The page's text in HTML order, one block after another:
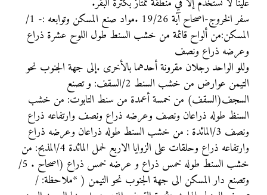
سفر الخروج-اصحاح آية 19/26 .مواد صنع المسكن وتوابعه :- 1/
المسكن:من ألواح قائمة من خشب السنط طول اللوح عشرة ذراع
وعرضه ذراع ونصف
وللو الواحد رجلان مقرونة أحدهما بالأخرى .إلى جهة الجنوب نحو
التيمن عوارض من خشب السنط 2/السقف: و تصنع
السجف(السقف) من خمسة أعمدة من سنط التابوت: من خشب
السنظ طوله ذراعان ونصف وعرضه ذراع ونصف وارتفاعه ذراع
ونصف 3/المائدة : من خشب السنط طوله ذراعان وعرضه ذراع
وارتفاعه ذراع وحلقات على الزوايا الاربع لحمل المائدة 4/المذبح: من
خشب السنط طوله خمس ذراع و عرضه خمس ذراع (اصحاح . 5/
وتصنع دار المسكن الى جهة الجنوب نحو التيمن ( *ملاحظة: /